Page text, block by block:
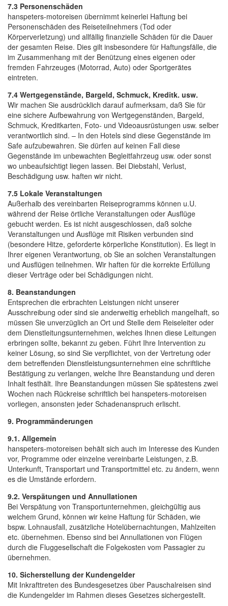
7.3 Personenschäden
hanspeters-motoreisen übernimmt keinerlei Haftung bei
Personenschäden des Reiseteilnehmers (Tod oder
Körperverletzung) und allfällig finanzielle Schäden für die Dauer
der gesamten Reise. Dies gilt insbesondere für Haftungsfälle, die
im Zusammenhang mit der Benützung eines eigenen oder
fremden Fahrzeuges (Motorrad, Auto) oder Sportgerätes
eintreten.
7.4 Wertgegenstände, Bargeld, Schmuck, Kreditk. usw.
Wir machen Sie ausdrücklich darauf aufmerksam, daß Sie für
eine sichere Aufbewahrung von Wertgegenständen, Bargeld,
Schmuck, Kreditkarten, Foto- und Videoausrüstungen usw. selber
verantwortlich sind. – In den Hotels sind diese Gegenstände im
Safe aufzubewahren. Sie dürfen auf keinen Fall diese
Gegenstände im unbewachten Begleitfahrzeug usw. oder sonst
wo unbeaufsichtigt liegen lassen. Bei Diebstahl, Verlust,
Beschädigung usw. haften wir nicht.
7.5 Lokale Veranstaltungen
Außerhalb des vereinbarten Reiseprogramms können u.U.
während der Reise örtliche Veranstaltungen oder Ausflüge
gebucht werden. Es ist nicht ausgeschlossen, daß solche
Veranstaltungen und Ausflüge mit Risiken verbunden sind
(besondere Hitze, geforderte körperliche Konstitution). Es liegt in
Ihrer eigenen Verantwortung, ob Sie an solchen Veranstaltungen
und Ausflügen teilnehmen. Wir haften für die korrekte Erfüllung
dieser Verträge oder bei Schädigungen nicht.
8. Beanstandungen
Entsprechen die erbrachten Leistungen nicht unserer
Ausschreibung oder sind sie anderweitig erheblich mangelhaft, so
müssen Sie unverzüglich an Ort und Stelle dem Reiseleiter oder
dem Dienstleitungsunternehmen, welches Ihnen diese Leitungen
erbringen sollte, bekannt zu geben. Führt Ihre Intervention zu
keiner Lösung, so sind Sie verpflichtet, von der Vertretung oder
dem betreffenden Dienstleistungsunternehmen eine schriftliche
Bestätigung zu verlangen, welche Ihre Beanstandung und deren
Inhalt festhält. Ihre Beanstandungen müssen Sie spätestens zwei
Wochen nach Rückreise schriftlich bei hanspeters-motoreisen
vorliegen, ansonsten jeder Schadenanspruch erlischt.
9. Programmänderungen
9.1. Allgemein
hanspeters-motoreisen behält sich auch im Interesse des Kunden
vor, Programme oder einzelne vereinbarte Leistungen, z.B.
Unterkunft, Transportart und Transportmittel etc. zu ändern, wenn
es die Umstände erfordern.
9.2. Verspätungen und Annullationen
Bei Verspätung von Transportunternehmen, gleichgültig aus
welchem Grund, können wir keine Haftung für Schäden, wie
bspw. Lohnausfall, zusätzliche Hotelübernachtungen, Mahlzeiten
etc. übernehmen. Ebenso sind bei Annullationen von Flügen
durch die Fluggesellschaft die Folgekosten vom Passagier zu
übernehmen.
10. Sicherstellung der Kundengelder
Mit Inkrafttreten des Bundesgesetzes über Pauschalreisen sind
die Kundengelder im Rahmen dieses Gesetzes sichergestellt.